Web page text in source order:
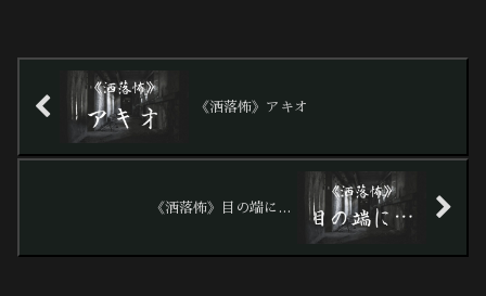
《洒落怖》アキオ
《洒落怖》目の端に…